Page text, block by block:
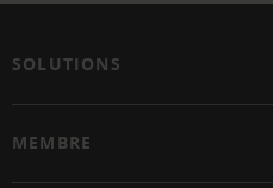
SOLUTIONS
MEMBRE